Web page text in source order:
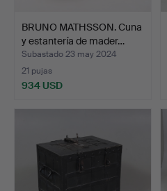
BRUNO MATHSSON. Cuna
y estantería de mader…
Subastado 23 may 2024
21 pujas
934 USD